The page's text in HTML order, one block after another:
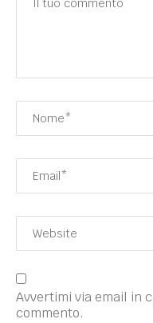
Avvertimi via email in
commento.